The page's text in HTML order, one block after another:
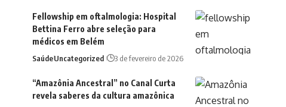
Fellowship em oftalmologia: Hospital
Bettina Ferro abre seleção para
médicos em Belém
SaúdeUncategorized 3 de fevereiro de 2026
“Amazônia Ancestral” no Canal Curta
revela saberes da cultura amazônica